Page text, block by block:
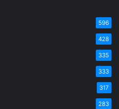
596
428
335
333
317
283